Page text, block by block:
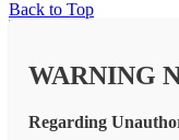
Back to Top
WARNING
Regarding